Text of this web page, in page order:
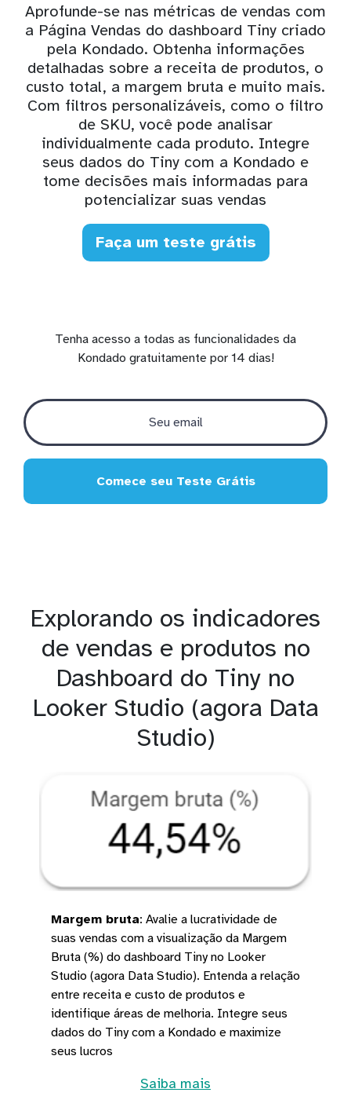
Aprofunde-se nas métricas de vendas com
a Página Vendas do dashboard Tiny criado
pela Kondado. Obtenha informações
detalhadas sobre a receita de produtos, o
custo total, a margem bruta e muito mais.
Com filtros personalizáveis, como o filtro
de SKU, você pode analisar
individualmente cada produto. Integre
seus dados do Tiny com a Kondado e
tome decisões mais informadas para
potencializar suas vendas
Faça um teste grátis
Tenha acesso a todas as funcionalidades da
Kondado gratuitamente por 14 dias!
Comece seu Teste Grátis
Explorando os indicadores
de vendas e produtos no
Dashboard do Tiny no
Looker Studio (agora Data
Studio)
Margem bruta: Avalie a lucratividade de
suas vendas com a visualização da Margem
Bruta (%) do dashboard Tiny no Looker
Studio (agora Data Studio). Entenda a relação
entre receita e custo de produtos e
identifique áreas de melhoria. Integre seus
dados do Tiny com a Kondado e maximize
seus lucros
Saiba mais